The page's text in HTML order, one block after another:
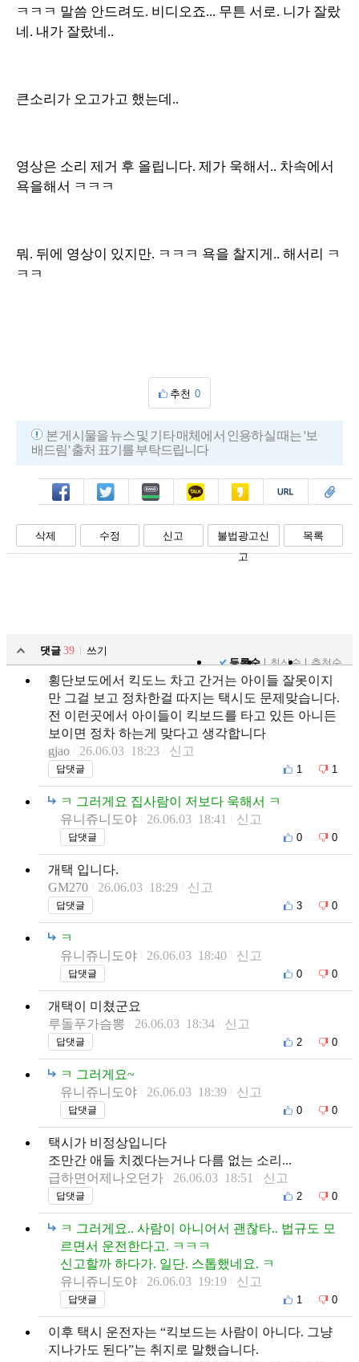
ㅋㅋㅋ 말씀 안드려도. 비디오죠... 무튼 서로. 니가 잘랐
네. 내가 잘랐네..
큰소리가 오고가고 했는데..
영상은 소리 제거 후 올립니다. 제가 욱해서.. 차속에서
욕을해서 ㅋㅋㅋ
뭐. 뒤에 영상이 있지만. ㅋㅋㅋ 욕을 찰지게.. 해서리 ㅋ
ㅋㅋ
추천 0
본 게시물을 뉴스 및 기타 매체에서 인용하실 때는 '보
배드림' 출처 표기를 부탁드립니다
페북 트윗 밴드 카톡 카스 복사 스크랩
삭제 수정 신고
불법광고신
고
목록
댓글 39
쓰기
등록순
최신순 추천순
횡단보도에서 킥도느 차고 간거는 아이들 잘못이지
만 그걸 보고 정차한걸 따지는 택시도 문제맞습니다.
전 이런곳에서 아이들이 킥보드를 타고 있든 아니든
보이면 정차 하는게 맞다고 생각합니다
gjao
26.06.03 18:23 신고
답댓글 1 1
ㅋ 그러게요 집사람이 저보다 욱해서 ㅋ
유니쥬니도야
26.06.03 18:41 신고
답댓글 0 0
개택 입니다.
GM270
26.06.03 18:29 신고
답댓글 3 0
ㅋ
유니쥬니도야
26.06.03 18:40 신고
답댓글 0 0
개택이 미쳤군요
루돌푸가슴뽕
26.06.03 18:34 신고
답댓글 2 0
ㅋ 그러게요~
유니쥬니도야
26.06.03 18:39 신고
답댓글 0 0
택시가 비정상입니다
조만간 애들 치겠다는거나 다름 없는 소리...
급하면어제나오던가
26.06.03 18:51 신고
답댓글 2 0
ㅋ 그러게요.. 사람이 아니어서 괜찮타.. 법규도 모
르면서 운전한다고. ㅋㅋㅋ
신고할까 하다가. 일단. 스톱했네요. ㅋ
유니쥬니도야
26.06.03 19:19 신고
답댓글 1 0
이후 택시 운전자는 “킥보드는 사람이 아니다. 그냥
지나가도 된다”는 취지로 말했습니다.